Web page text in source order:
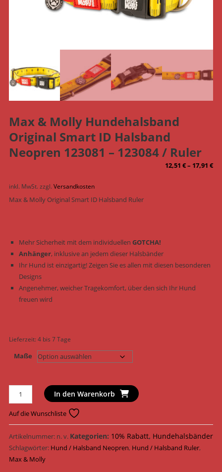
Max & Molly Hundehalsband
Original Smart ID Halsband
Neopren 123081 – 123084 / Ruler
12,51€– 17,91€
inkl. MwSt. zzgl. Versandkosten
Max & Molly Original Smart ID Halsband Ruler
Mehr Sicherheit mit dem individuellen GOTCHA!
Anhänger, inklusive an jedem dieser Halsbänder
Ihr Hund ist einzigartig! Zeigen Sie es allen mit diesen besonderen
Designs
Angenehmer, weicher Tragekomfort, über den sich Ihr Hund
freuen wird
Lieferzeit:4 bis 7 Tage
Maße
Max
&
Molly
Hundehalsband
Original
Smart
ID
In den Warenkorb
Auf die Wunschliste
Artikelnummer: n. v. Kategorien: 10% Rabatt, Hundehalsbänder
Schlagwörter: Hund / Halsband Neopren, Hund / Halsband Ruler,
Max & Molly